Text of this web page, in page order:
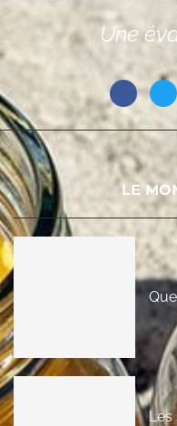
Une
LE
Les